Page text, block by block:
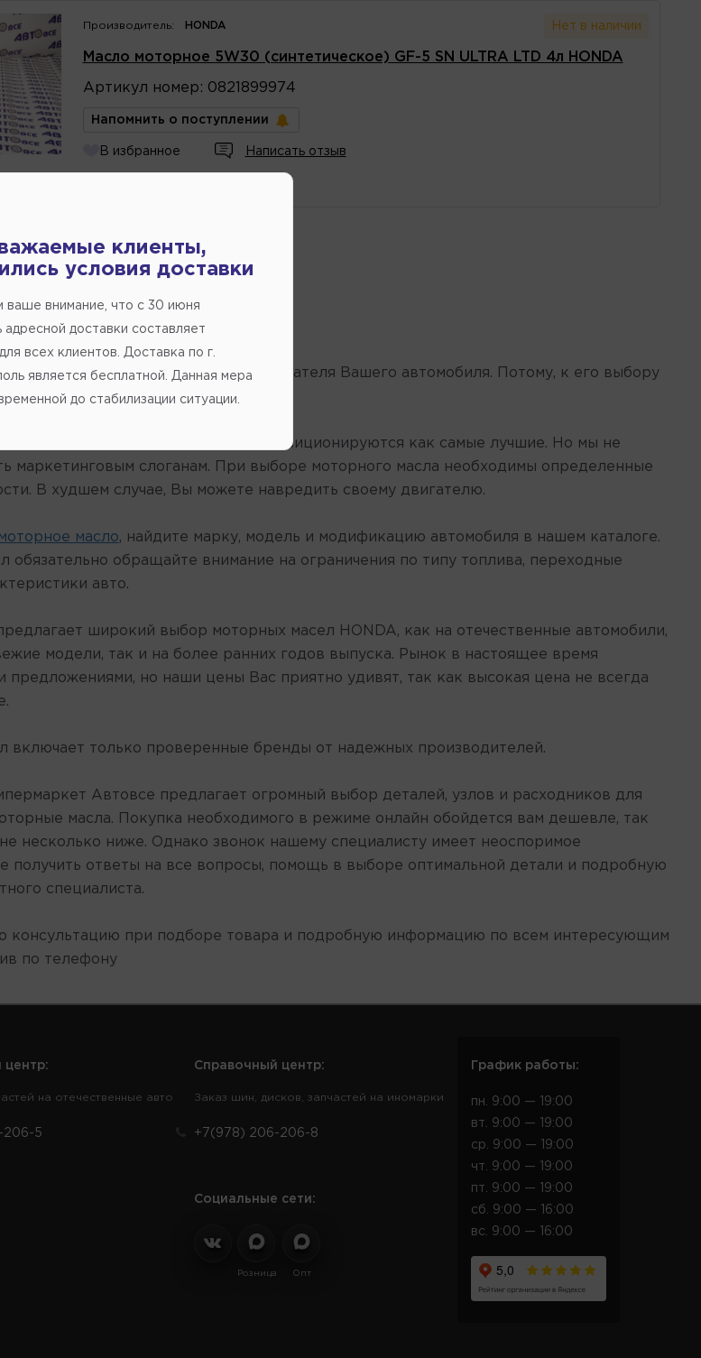
Производитель: HONDA Нет в наличии
Масло моторное 5W30 (синтетическое) GF-5 SN ULTRA LTD 4л HONDA
Артикул номер : 0821899974
Напомнить о поступлении
В избранное Написать отзыв
масла HONDA
важную роль в эксплуатации двигателя Вашего автомобиля. Потому, к его выбору
новые бренды, которые позиционируются как самые лучшие. Но мы не
маркетинговым слоганам. При выборе моторного масла необходимы определенные
В худшем случае, Вы можете навредить своему двигателю.
моторное масло, найдите марку, модель и модификацию автомобиля в нашем каталоге.
обязательно обращайте внимание на ограничения по типу топлива, переходные
авто.
широкий выбор моторных масел HONDA, как на отечественные автомобили,
модели, так и на более ранних годов выпуска. Рынок в настоящее время
предложениями, но наши цены Вас приятно удивят, так как высокая цена не всегда
включает только проверенные бренды от надежных производителей.
Автовсе предлагает огромный выбор деталей, узлов и расходников для
масла. Покупка необходимого в режиме онлайн обойдется вам дешевле, так
несколько ниже. Однако звонок нашему специалисту имеет неоспоримое
ответы на все вопросы, помощь в выборе оптимальной детали и подробную
специалиста.
консультацию при подборе товара и подробную информацию по всем интересующим
по телефону
центр:
на отечественные авто
206-5
Справочный центр:
Заказ шин, дисков, запчастей на иномарки
+7(978) 206-206-8
Социальные сети:
Розница Опт
График работы:
пн. 9:00 — 19:00
вт. 9:00 — 19:00
ср. 9:00 — 19:00
чт. 9:00 — 19:00
пт. 9:00 — 19:00
сб. 9:00 — 16:00
вс. 9:00 — 16:00
клиенты,
условия доставки
ваше внимание, что c 30 июня
адресной доставки составляет
для всех клиентов. Доставка по г.
является бесплатной. Данная мера
до стабилизации ситуации.